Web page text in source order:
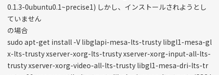
0.1.3-0ubuntu0.1~precise1) しかし、インストールされようとし
ていません
の場合
sudo apt-get install -V libglapi-mesa-lts-trusty libgl1-mesa-gl
x-lts-trusty xserver-xorg-lts-trusty xserver-xorg-input-all-lts-
trusty xserver-xorg-video-all-lts-trusty libgl1-mesa-dri-lts-tr